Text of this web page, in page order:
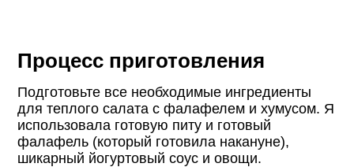
Процесс приготовления
Подготовьте все необходимые ингредиенты
для теплого салата с фалафелем и хумусом. Я
использовала готовую питу и готовый
фалафель (который готовила накануне),
шикарный йогуртовый соус и овощи.